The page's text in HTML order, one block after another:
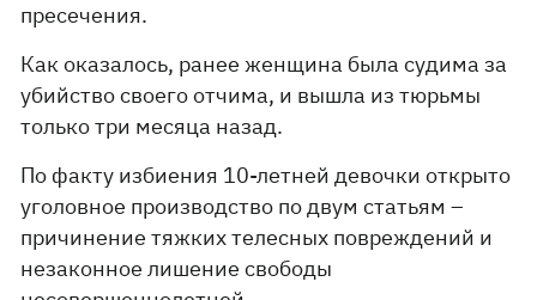
пресечения.
Как оказалось, ранее женщина была судима за
убийство своего отчима, и вышла из тюрьмы
только три месяца назад.
По факту избиения 10-летней девочки открыто
уголовное производство по двум статьям –
причинение тяжких телесных повреждений и
незаконное лишение свободы